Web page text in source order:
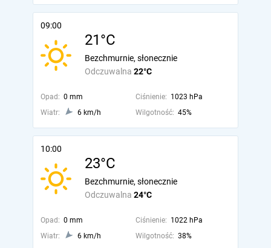
09:00
21°C
Odczuwalna 22°C
Bezchmurnie, słonecznie
Opad: 0 mm Ciśnienie: 1023 hPa
Wiatr:
6 km/h Wilgotność: 45%
10:00
23°C
Odczuwalna 24°C
Bezchmurnie, słonecznie
Opad: 0 mm Ciśnienie: 1022 hPa
Wiatr:
6 km/h Wilgotność: 38%